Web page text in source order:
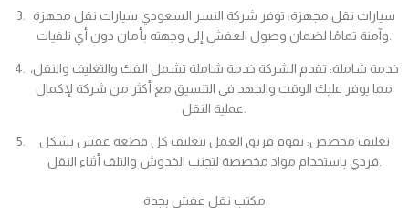
سيارات نقل مجهزة: توفر شركة النسر السعودي سيارات نقل مجهزة
وآمنة تمامًا لضمان وصول العفش إلى وجهته بأمان دون أي تلفيات.
خدمة شاملة: تقدم الشركة خدمة شاملة تشمل الفك والتغليف والنقل،
مما يوفر عليك الوقت والجهد في التنسيق مع أكثر من شركة لإكمال
عملية النقل.
تغليف مخصص: يقوم فريق العمل بتغليف كل قطعة عفش بشكل
فردي باستخدام مواد مخصصة لتجنب الخدوش والتلف أثناء النقل.
مكتب نقل عفش بجدة